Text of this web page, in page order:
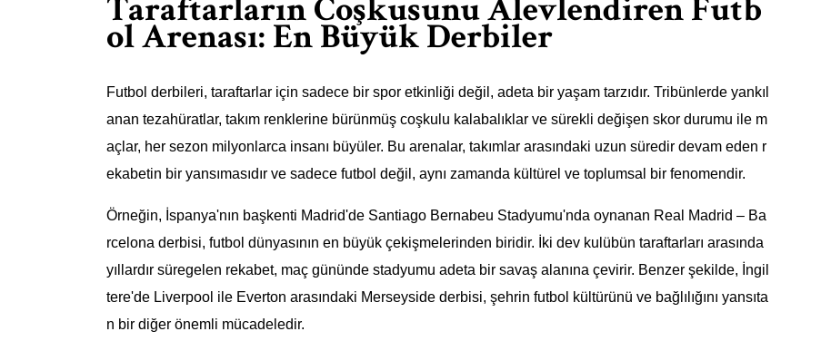
Taraftarların Coşkusunu Alevlendiren Futb
ol Arenası: En Büyük Derbiler
Futbol derbileri, taraftarlar için sadece bir spor etkinliği değil, adeta bir yaşam tarzıdır. Tribünlerde yankıl
anan tezahüratlar, takım renklerine bürünmüş coşkulu kalabalıklar ve sürekli değişen skor durumu ile m
açlar, her sezon milyonlarca insanı büyüler. Bu arenalar, takımlar arasındaki uzun süredir devam eden r
ekabetin bir yansımasıdır ve sadece futbol değil, aynı zamanda kültürel ve toplumsal bir fenomendir.
Örneğin, İspanya'nın başkenti Madrid'de Santiago Bernabeu Stadyumu'nda oynanan Real Madrid – Ba
rcelona derbisi, futbol dünyasının en büyük çekişmelerinden biridir. İki dev kulübün taraftarları arasında
yıllardır süregelen rekabet, maç gününde stadyumu adeta bir savaş alanına çevirir. Benzer şekilde, İngil
tere'de Liverpool ile Everton arasındaki Merseyside derbisi, şehrin futbol kültürünü ve bağlılığını yansıta
n bir diğer önemli mücadeledir.